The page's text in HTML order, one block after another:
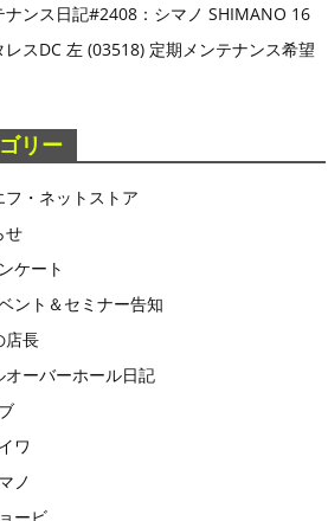
ナンス日記#2408：シマノ SHIMANO 16
レスDC 左 (03518) 定期メンテナンス希望
リー
フ・ネットストア
せ
ケート
ント＆セミナー告知
店長
オーバーホール日記
ワ
ノ